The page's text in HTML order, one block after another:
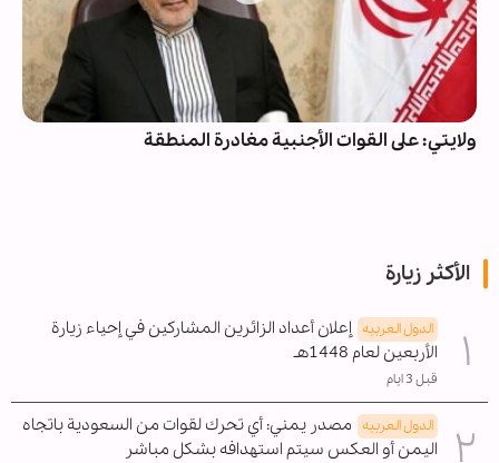
ولايتي: على القوات الأجنبية مغادرة المنطقة
الأكثر زيارة
الدول العربیه إعلان أعداد الزائرين المشاركين في إحياء زيارة
الأربعين لعام 1448هـ
قبل 3 ايام
الدول العربیه مصدر يمني: أي تحرك لقوات من السعودية باتجاه
اليمن أو العكس سيتم استهدافه بشكل مباشر